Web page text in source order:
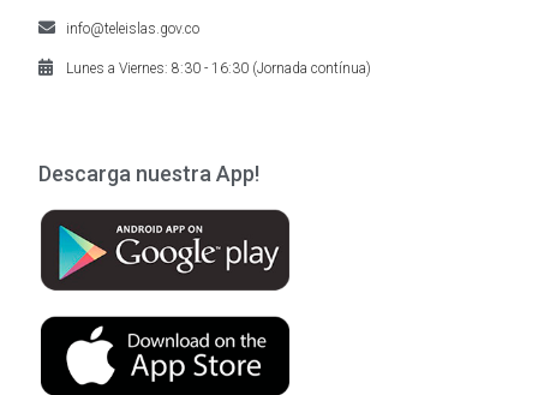
info@teleislas.gov.co
Lunes a Viernes: 8:30 - 16:30 (Jornada contínua)
Descarga nuestra App!